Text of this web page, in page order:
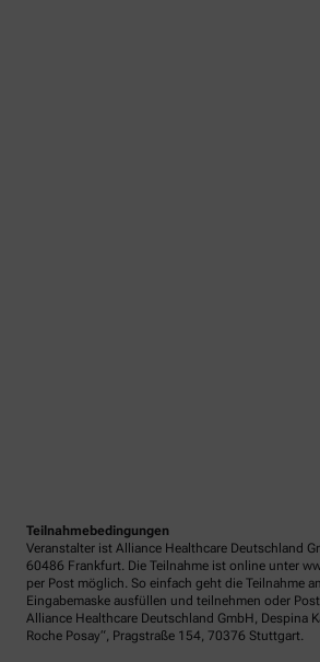
Teilnahmebedingungen
Veranstalter ist Alliance Healthcare Deutschland
60486 Frankfurt. Die Teilnahme ist online unter
per Post möglich. So einfach geht die Teilnahme
Eingabemaske ausfüllen und teilnehmen oder
Alliance Healthcare Deutschland GmbH, Despina
Roche Posay“, Pragstraße 154, 70376 Stuttgart.